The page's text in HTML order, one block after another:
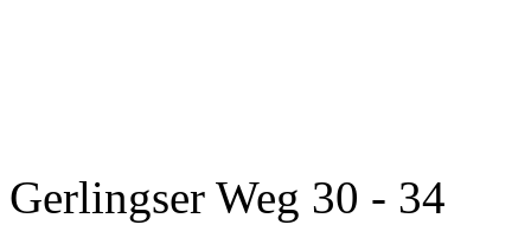
Gerlingser Weg 30 - 34